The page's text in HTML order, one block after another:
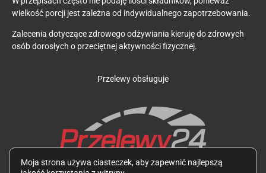
wielkość porcji jest zależna od indywidualnego zapotrzebowania.
Zalecenia dotyczące zdrowego odżywiania kieruję do zdrowych
osób dorosłych o przeciętnej aktywności fizycznej.
Przelewy obsługuje
Moja strona używa ciasteczek, aby zapewnić najlepszą